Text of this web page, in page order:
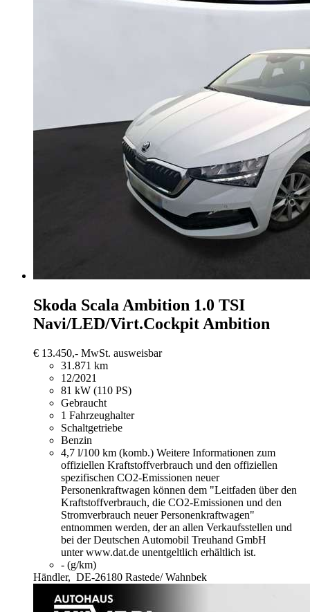
Skoda Scala Ambition 1.0 TSI
Navi/LED/Virt.Cockpit Ambition
€ 13.450,- MwSt. ausweisbar
31.871 km
12/2021
81 kW (110 PS)
Gebraucht
1 Fahrzeughalter
Schaltgetriebe
Benzin
4,7 l/100 km (komb.) Weitere Informationen zum
offiziellen Kraftstoffverbrauch und den offiziellen
spezifischen CO2-Emissionen neuer
Personenkraftwagen können dem "Leitfaden über den
Kraftstoffverbrauch, die CO2-Emissionen und den
Stromverbrauch neuer Personenkraftwagen"
entnommen werden, der an allen Verkaufsstellen und
bei der Deutschen Automobil Treuhand GmbH
unter www.dat.de unentgeltlich erhältlich ist.
- (g/km)
Händler, DE-26180 Rastede/ Wahnbek